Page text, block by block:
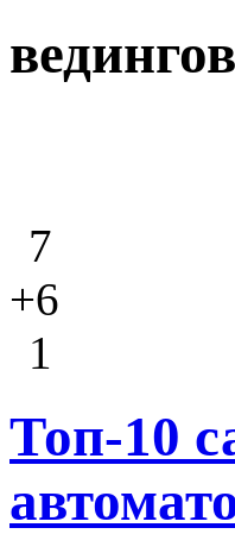
7
+6
1
Топ-10